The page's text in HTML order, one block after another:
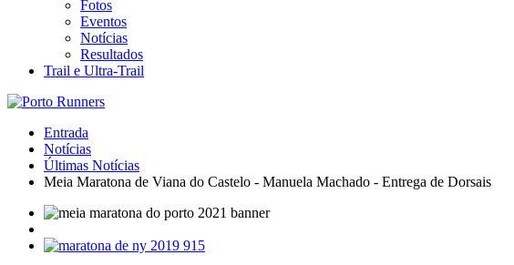
Fotos
Eventos
Notícias
Resultados
Trail e Ultra-Trail
Entrada
Notícias
Últimas Notícias
Meia Maratona de Viana do Castelo - Manuela Machado - Entrega de Dorsais